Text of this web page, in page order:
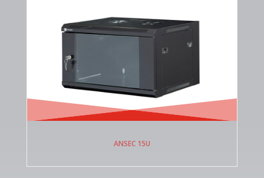
ANSEC 15U